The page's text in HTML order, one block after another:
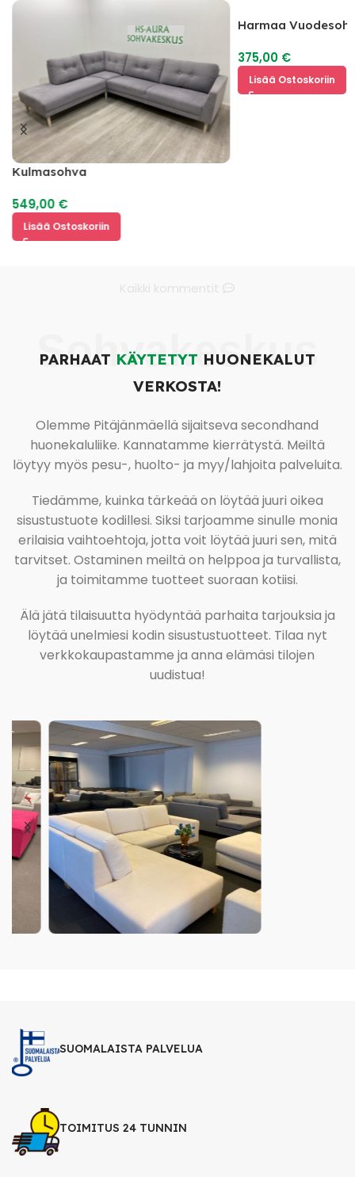
Kulmasohva
549,00 €
Lisää Ostoskoriin
Harmaa
375,00 €
Lisää Ostoskoriin
Sohvakeskus
PARHAAT KÄYTETYT HUONEKALUT
VERKOSTA!
Olemme Pitäjänmäellä sijaitseva secondhand
huonekaluliike. Kannatamme kierrätystä. Meiltä
löytyy myös pesu-, huolto- ja myy/lahjoita palveluita.
Tiedämme, kuinka tärkeää on löytää juuri oikea
sisustustuote kodillesi. Siksi tarjoamme sinulle monia
erilaisia vaihtoehtoja, jotta voit löytää juuri sen, mitä
tarvitset. Ostaminen meiltä on helppoa ja turvallista,
ja toimitamme tuotteet suoraan kotiisi.
Älä jätä tilaisuutta hyödyntää parhaita tarjouksia ja
löytää unelmiesi kodin sisustustuotteet. Tilaa nyt
verkkokaupastamme ja anna elämäsi tilojen
uudistua!
SUOMALAISTA PALVELUA
TOIMITUS 24 TUNNIN